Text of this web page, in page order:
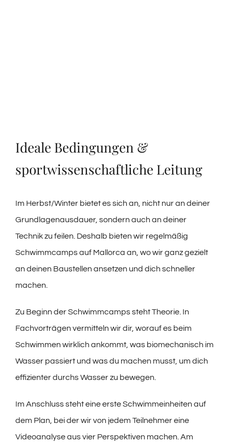
Ideale Bedingungen &
sportwissenschaftliche Leitung
Im Herbst/Winter bietet es sich an, nicht nur an deiner
Grundlagenausdauer, sondern auch an deiner
Technik zu feilen. Deshalb bieten wir regelmäßig
Schwimmcamps auf Mallorca an, wo wir ganz gezielt
an deinen Baustellen ansetzen und dich schneller
machen.
Zu Beginn der Schwimmcamps steht Theorie. In
Fachvorträgen vermitteln wir dir, worauf es beim
Schwimmen wirklich ankommt, was biomechanisch im
Wasser passiert und was du machen musst, um dich
effizienter durchs Wasser zu bewegen.
Im Anschluss steht eine erste Schwimmeinheiten auf
dem Plan, bei der wir von jedem Teilnehmer eine
Videoanalyse aus vier Perspektiven machen. Am